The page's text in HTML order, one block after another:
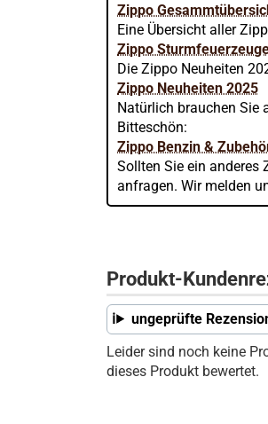
Zippo
Eine Übersicht aller
Zippo
Die Zippo Neuheiten
Zippo Neuheiten 2025
Natürlich brauchen Sie
Bitteschön:
Zippo Benzin &
Sollten Sie ein anderes
anfragen. Wir melden
Produkt-
ungeprüfte
Leider sind noch keine
dieses Produkt bewertet.